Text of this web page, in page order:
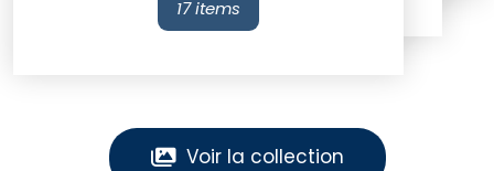
17 items
Voir la collection